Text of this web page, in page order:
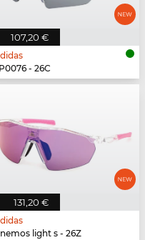
107,20 €
- 26C
131,20 €
light s - 26Z